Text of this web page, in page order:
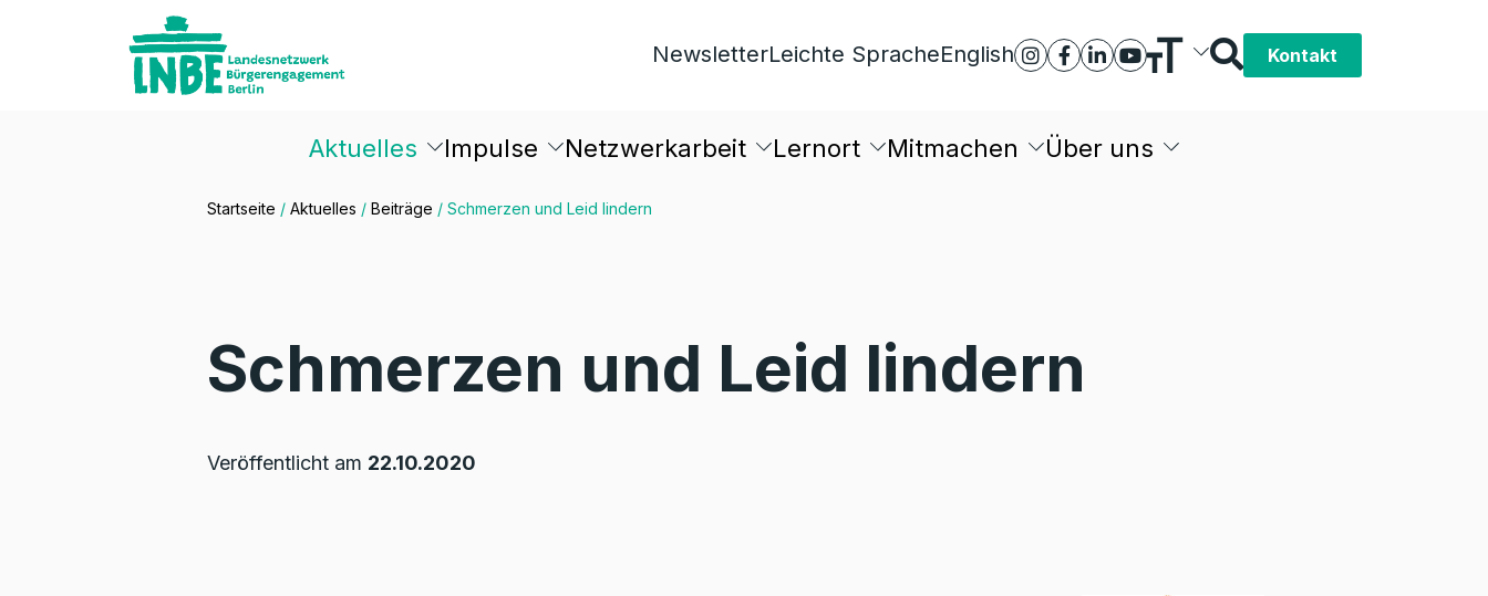
NewsletterLeichte SpracheEnglish Kontakt
Aktuelles Impulse Netzwerkarbeit Lernort Mitmachen Über uns
Startseite / Aktuelles / Beiträge / Schmerzen und Leid lindern
Schmerzen und Leid lindern
Veröffentlicht am 22.10.2020